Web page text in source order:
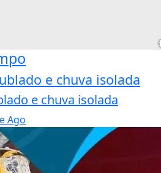
e chuva isolada
e chuva isolada
Ago